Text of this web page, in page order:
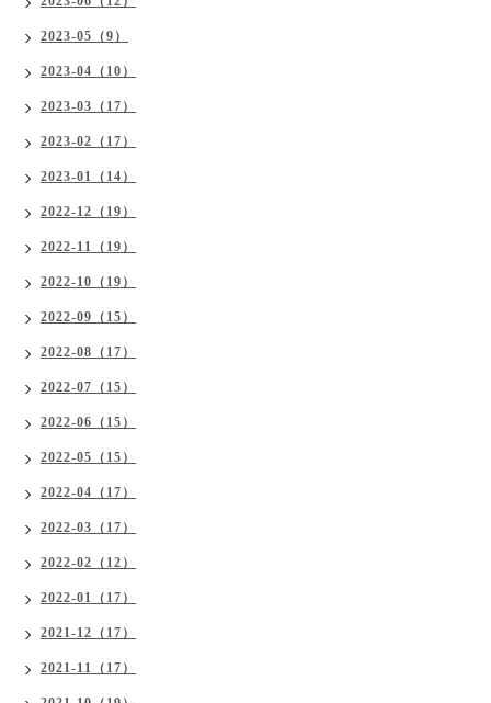
2023-05（9）
2023-04（10）
2023-03（17）
2023-02（17）
2023-01（14）
2022-12（19）
2022-11（19）
2022-10（19）
2022-09（15）
2022-08（17）
2022-07（15）
2022-06（15）
2022-05（15）
2022-04（17）
2022-03（17）
2022-02（12）
2022-01（17）
2021-12（17）
2021-11（17）